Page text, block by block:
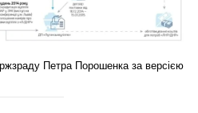
Петра Порошенка за версією